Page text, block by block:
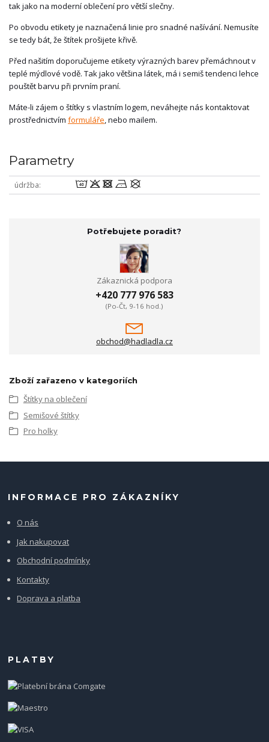
tak jako na moderní oblečení pro větší slečny.
Po obvodu etikety je naznačená linie pro snadné našívání. Nemusíte
se tedy bát, že štítek prošijete křivě.
Před našitím doporučujeme etikety výrazných barev přemáchnout v
teplé mýdlové vodě. Tak jako většina látek, má i semiš tendenci lehce
pouštět barvu při prvním praní.
Máte-li zájem o štítky s vlastním logem, neváhejte nás kontaktovat
prostřednictvím formuláře, nebo mailem.
Parametry
údržba 8odnU
Potřebujete poradit?
Zákaznická podpora
+420 777 976 583
(Po-Čt, 9-16 hod.)
obchod@hadladla.cz
Zboží zařazeno v kategoriích
Štítky na oblečení
Semišové štítky
Pro holky
INFORMACE PRO ZÁKAZNÍKY
O nás
Jak nakupovat
Obchodní podmínky
Kontakty
Doprava a platba
PLATBY